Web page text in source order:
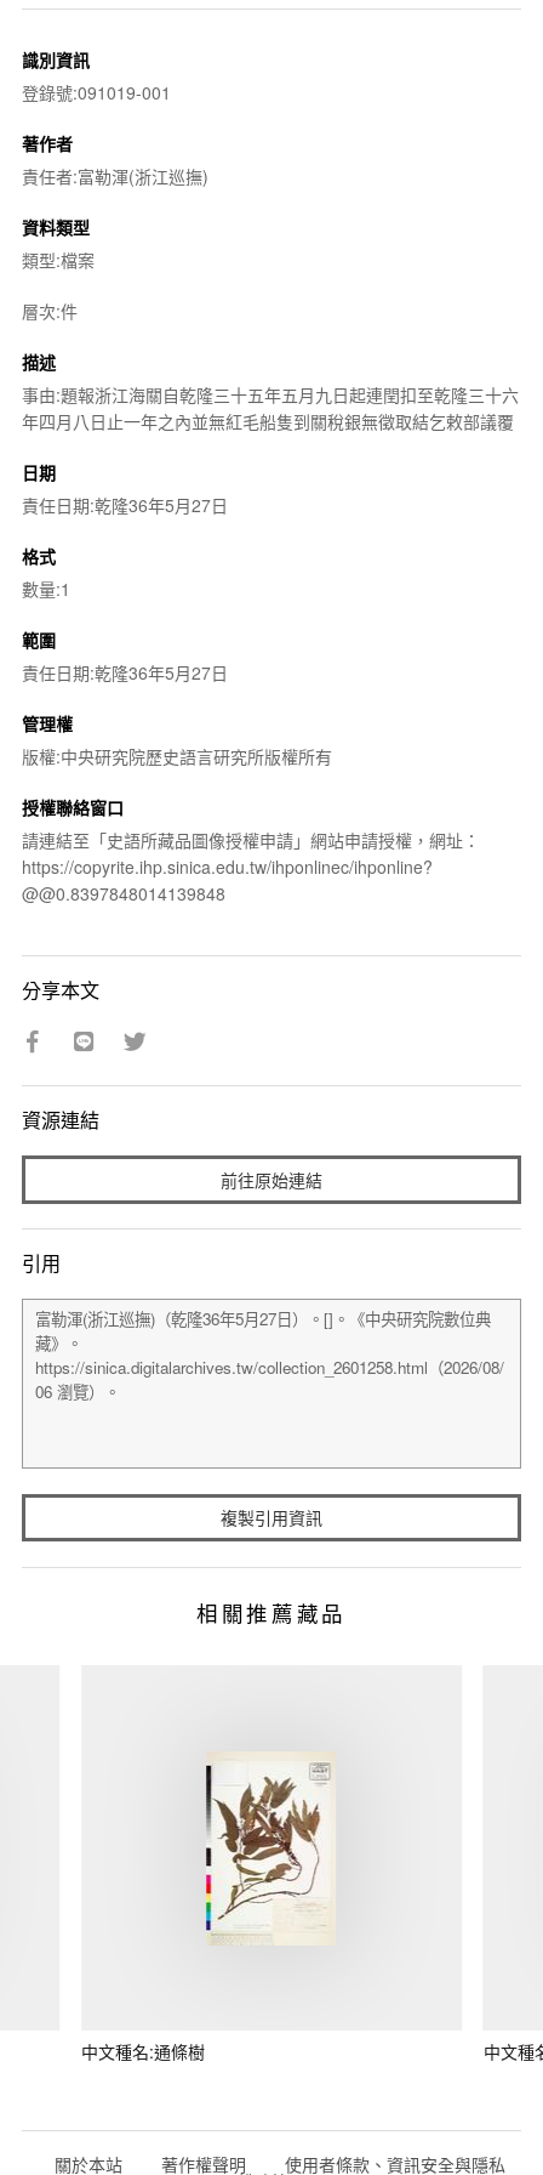
識別資訊
登錄號:091019-001
著作者
責任者:富勒渾(浙江巡撫)
資料類型
類型:檔案
層次:件
描述
事由:題報浙江海關自乾隆三十五年五月九日起連閏扣至乾隆三十六
年四月八日止一年之內並無紅毛船隻到關稅銀無徵取結乞敕部議覆
日期
責任日期:乾隆36年5月27日
格式
數量:1
範圍
責任日期:乾隆36年5月27日
管理權
版權:中央研究院歷史語言研究所版權所有
授權聯絡窗口
請連結至「史語所藏品圖像授權申請」網站申請授權，網址：
https://copyrite.ihp.sinica.edu.tw/ihponlinec/ihponline?
@@0.8397848014139848
分享本文
資源連結
前往原始連結
引用
複製引用資訊
相關推薦藏品
中文種名:通條樹 中文種
關於本站 著作權聲明 使用者條款、資訊安全與隱私